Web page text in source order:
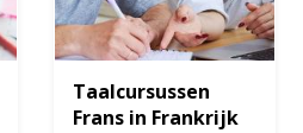
Taalcursussen
Frans in Frankrijk